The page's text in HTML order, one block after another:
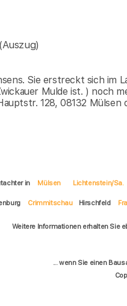
(Auszug)
Sie erstreckt sich im
Mulde ist. ) noch
128, 08132 Mülsen
in Mülsen Lichtenstein/Sa.
Crimmitschau Hirschfeld
Weitere Informationen erhalten Sie
... wenn Sie einen